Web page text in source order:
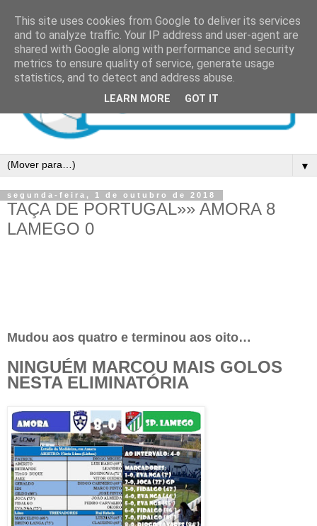
▼
segunda-feira, 1 de outubro de 2018
TAÇA DE PORTUGAL»» AMORA 8
LAMEGO 0
Mudou aos quatro e terminou aos oito…
NINGUÉM MARCOU MAIS GOLOS
NESTA ELIMINATÓRIA
This site uses cookies from Google to deliver its services
and to analyze traffic. Your IP address and user-agent are
shared with Google along with performance and security
metrics to ensure quality of service, generate usage
statistics, and to detect and address abuse.
LEARN MORE GOT IT